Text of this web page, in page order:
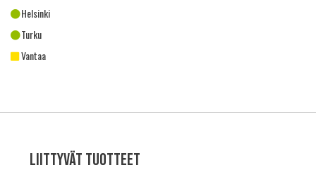
Helsinki
Turku
Vantaa
Liittyvät tuotteet